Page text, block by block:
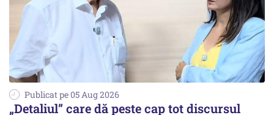
Publicat pe 05 Aug 2026
„Detaliul” care dă peste cap tot discursul